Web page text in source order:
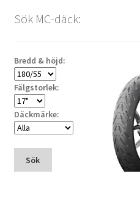
Sök MC-däck:
Bredd & höjd:
Fälgstorlek:
Däckmärke:
Sök